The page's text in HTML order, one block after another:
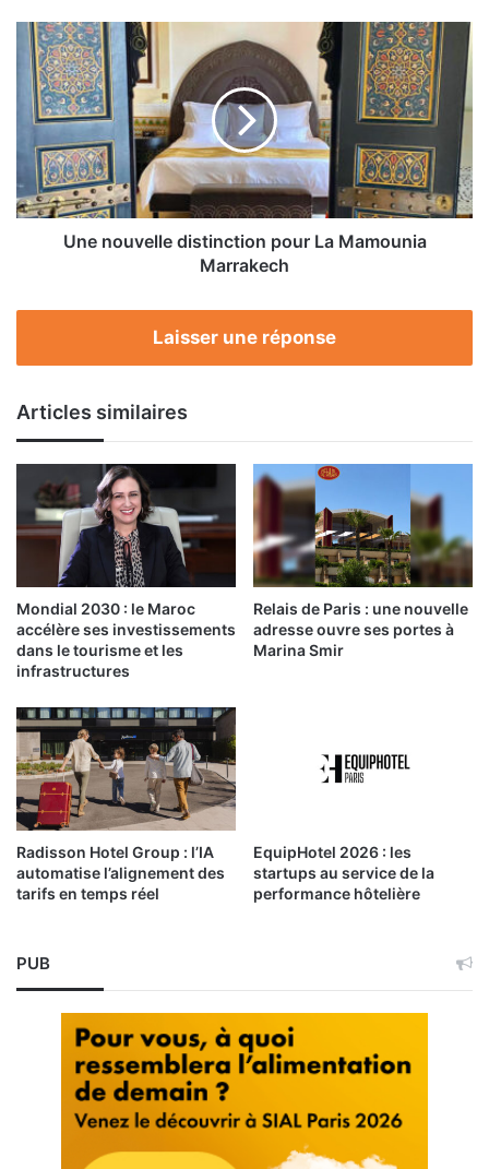
Une
nouvelle
distinction
pour
Mamounia
Marrakech
Une nouvelle distinction pour La Mamounia
Marrakech
Laisser une réponse
Articles similaires
Mondial 2030 : le Maroc
accélère ses investissements
dans le tourisme et les
infrastructures
Relais de Paris : une nouvelle
adresse ouvre ses portes à
Marina Smir
Radisson Hotel Group : l’IA
automatise l’alignement des
tarifs en temps réel
EquipHotel 2026 : les
startups au service de la
performance hôtelière
PUB